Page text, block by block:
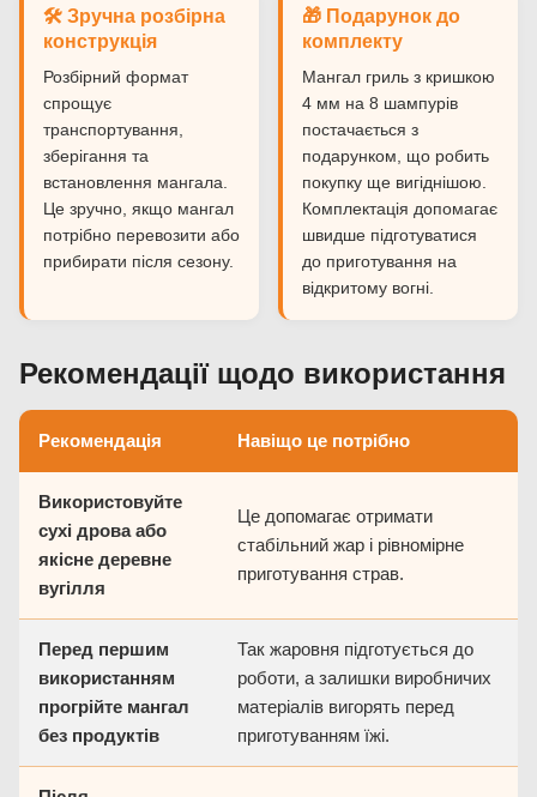
🛠 Зручна розбірна
конструкція
Розбірний формат
спрощує
транспортування,
зберігання та
встановлення мангала.
Це зручно, якщо мангал
потрібно перевозити або
прибирати після сезону.
🎁 Подарунок до
комплекту
Мангал гриль з кришкою
4 мм на 8 шампурів
постачається з
подарунком, що робить
покупку ще вигіднішою.
Комплектація допомагає
швидше підготуватися
до приготування на
відкритому вогні.
Рекомендації щодо використання
Рекомендація Навіщо це потрібно
Використовуйте
сухі дрова або
якісне деревне
вугілля
Це допомагає отримати
стабільний жар і рівномірне
приготування страв.
Перед першим
використанням
прогрійте мангал
без продуктів
Так жаровня підготується до
роботи, а залишки виробничих
матеріалів вигорять перед
приготуванням їжі.